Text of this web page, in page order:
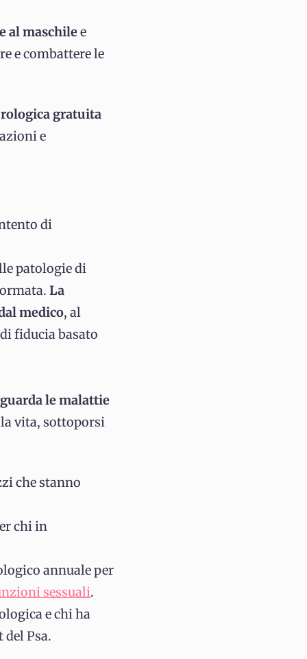
al maschilee
e combattere le
gratuita
e
di
patologie di
La
medico, al
fiducia basato
le malattie
vita, sottoporsi
che stanno
chi in
annuale per
sessuali.
e chi ha
Psa.